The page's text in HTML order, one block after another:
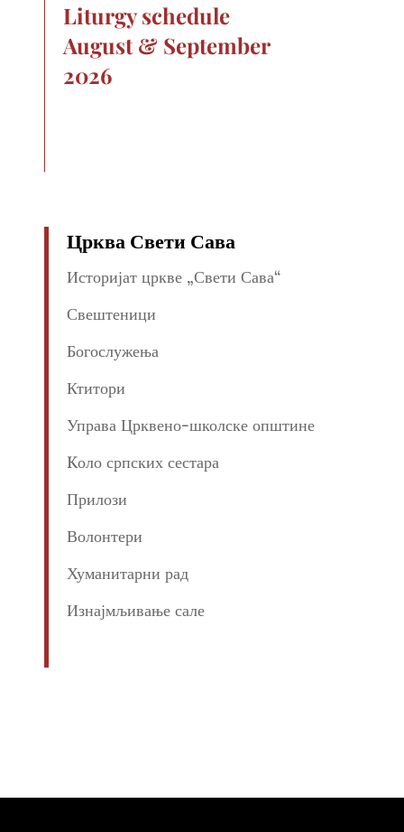
Liturgy schedule
August & September
2026
Црква Свети Сава
Историјат цркве „Свети Сава“
Свештеници
Богослужења
Ктитори
Управа Црквено-школске општине
Kоло српских сестара
Прилози
Волонтери
Хуманитарни рад
Изнајмљивање сале